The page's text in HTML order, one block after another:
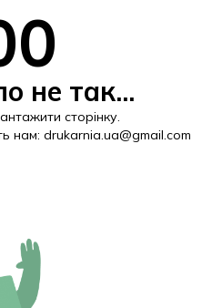
не так...
сторінку.
нам: drukarnia.ua@gmail.com